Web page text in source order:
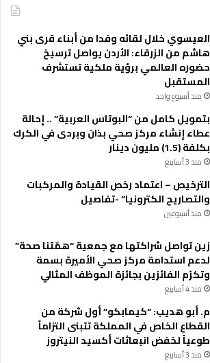
العيسوي خلال لقائه وفدا من أبناء قرى بني
هاشم من الزرقاء: الأردن يواصل ترسيخ
حضوره العالمي برؤية ملكية تستشرف
المستقبل
منذ أسبوع واحد
بتمويل كامل من “البوتاس العربية” .. إحالة
عطاء إنشاء مركز صحي بذان وبردى في الكرك
بكلفة (1.5) مليون دينار
منذ 3 أسابيع
الترخيص – اعتماد رخص القيادة والمركبات
والتصاريح الكترونيا” -تفاصيل
منذ أسبوعين
زين تواصل شراكتها مع جمعية “همّتنا صحة”
لدعم استدامة مركز صحي الأميرة بسمة
وتكرّم الفائزين بجائزة الموظف المثالي
منذ 4 أسابيع
م. أبو هديب: “كيمابكو” أول شركة من
القطاع الخاص في المملكة تتبنى التزاماً
طوعياً لخفض انبعاثات أكسيد النيتروز
منذ 3 أسابيع